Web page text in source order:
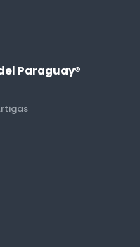
Paraguay®